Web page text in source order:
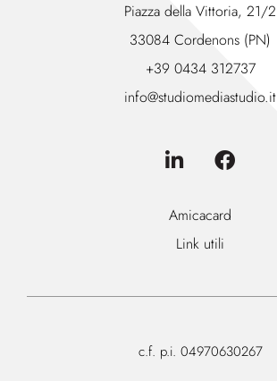
Piazza della Vittoria, 21/2
33084 Cordenons (PN)
+39 0434 312737
info@studiomediastudio.it
Amicacard
Link utili
c.f. p.i. 04970630267